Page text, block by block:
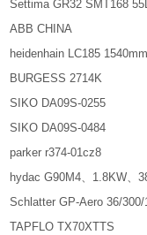
Settima GR32 SMT168
ABB CHINA
heidenhain LC185 1540mm
BURGESS 2714K
SIKO DA09S-0255
SIKO DA09S-0484
parker r374-01cz8
hydac G90M4、1.8KW、
Schlatter GP-Aero 36/
TAPFLO TX70XTTS